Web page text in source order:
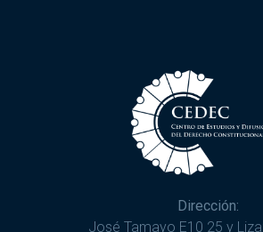
Dirección:
José Tamayo E10 25 y